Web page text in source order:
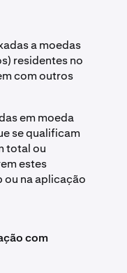
a moedas
residentes no
com outros
em moeda
se qualificam
total ou
estes
ou na aplicação
com